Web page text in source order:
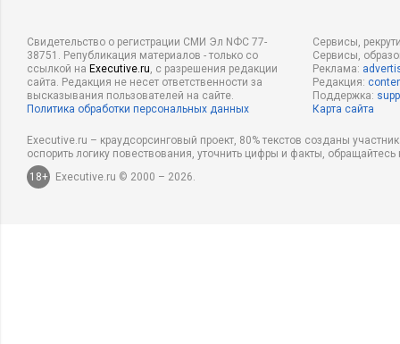
Свидетельство о регистрации СМИ Эл NФС 77-
38751. Републикация материалов - только со
ссылкой на Executive.ru, с разрешения редакции
сайта. Редакция не несет ответственности за
высказывания пользователей на сайте.
Политика обработки персональных данных
Сервисы,
Сервисы,
Реклама:
Редакция:
Поддержка:
Карта сайта
Executive.ru – краудсорсинговый проект, 80% текстов созданы
оспорить логику повествования, уточнить цифры и факты,
18+
Executive.ru © 2000 – 2026.